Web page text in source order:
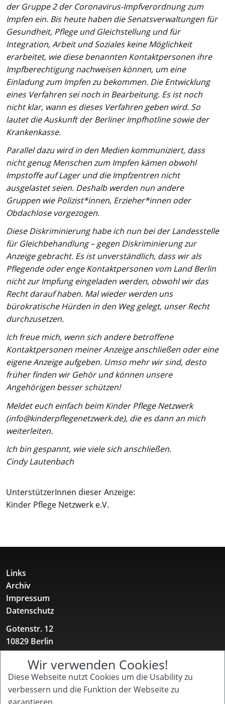
der Gruppe 2 der Coronavirus-Impfverordnung zum
Impfen ein. Bis heute haben die Senatsverwaltungen für
Gesundheit, Pflege und Gleichstellung und für
Integration, Arbeit und Soziales keine Möglichkeit
erarbeitet, wie diese benannten Kontaktpersonen ihre
Impfberechtigung nachweisen können, um eine
Einladung zum Impfen zu bekommen. Die Entwicklung
eines Verfahren sei noch in Bearbeitung. Es ist noch
nicht klar, wann es dieses Verfahren geben wird. So
lautet die Auskunft der Berliner Impfhotline sowie der
Krankenkasse.
Parallel dazu wird in den Medien kommuniziert, dass
nicht genug Menschen zum Impfen kämen obwohl
Impstoffe auf Lager und die Impfzentren nicht
ausgelastet seien. Deshalb werden nun andere
Gruppen wie Polizist*innen, Erzieher*innen oder
Obdachlose vorgezogen.
Diese Diskriminierung habe ich nun bei der Landesstelle
für Gleichbehandlung – gegen Diskriminierung zur
Anzeige gebracht. Es ist unverständlich, dass wir als
Pflegende oder enge Kontaktpersonen vom Land Berlin
nicht zur Impfung eingeladen werden, obwohl wir das
Recht darauf haben. Mal wieder werden uns
bürokratische Hürden in den Weg gelegt, unser Recht
durchzusetzen.
Ich freue mich, wenn sich andere betroffene
Kontaktpersonen meiner Anzeige anschließen oder eine
eigene Anzeige aufgeben. Umso mehr wir sind, desto
früher finden wir Gehör und können unsere
Angehörigen besser schützen!
Meldet euch einfach beim Kinder Pflege Netzwerk
(info@kinderpflegenetzwerk.de), die es dann an mich
weiterleiten.
Ich bin gespannt, wie viele sich anschließen.
Cindy Lautenbach
UnterstützerInnen dieser Anzeige:
Kinder Pflege Netzwerk e.V.
Links
Archiv
Impressum
Datenschutz
Gotenstr. 12
10829 Berlin
+49 157 52 11 12 31
buero@kinderpflegenetzwerk.de
Kinder Pflege Netzwerk
für Familien mit chronisch kranken, behinderten
Wir verwenden Cookies!
Diese Webseite nutzt Cookies um die Usability zu
verbessern und die Funktion der Webseite zu